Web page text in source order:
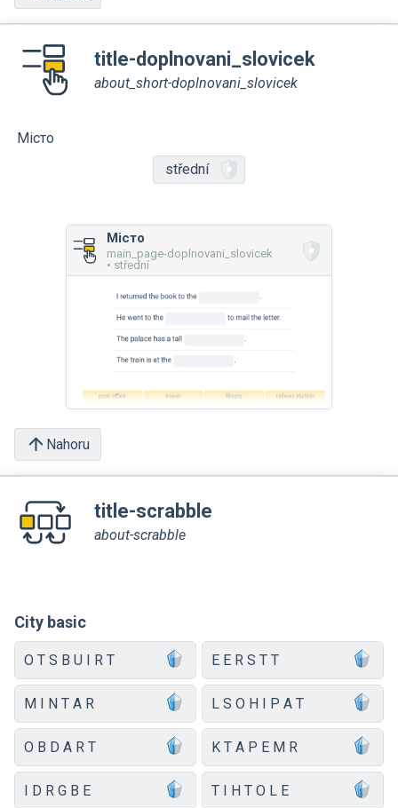
title-doplnovani_slovicek
about_short-doplnovani_slovicek
Місто
střední
Місто
main_page-doplnovani_slovicek
• střední
Nahoru
title-scrabble
about-scrabble
City basic
O T S B U I R T E E R S T T
M I N T A R L S O H I P A T
O B D A R T K T A P E M R
I D R G B E T I H T O L E